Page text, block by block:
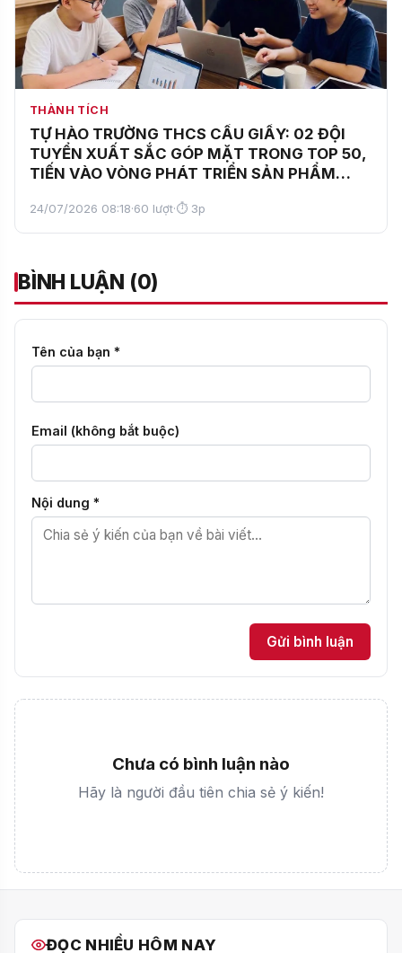
THÀNH TÍCH
TỰ HÀO TRƯỜNG THCS CẦU GIẤY: 02 ĐỘI
TUYỂN XUẤT SẮC GÓP MẶT TRONG TOP 50,
TIẾN VÀO VÒNG PHÁT TRIỂN SẢN PHẨM
TOMORROW 2026
24/07/2026 08:18·60 lượt·⏱ 3p
BÌNH LUẬN (0)
Tên của bạn *
Email (không bắt buộc)
Nội dung *
Gửi bình luận
Chưa có bình luận nào
Hãy là người đầu tiên chia sẻ ý kiến!
ĐỌC NHIỀU HÔM NAY